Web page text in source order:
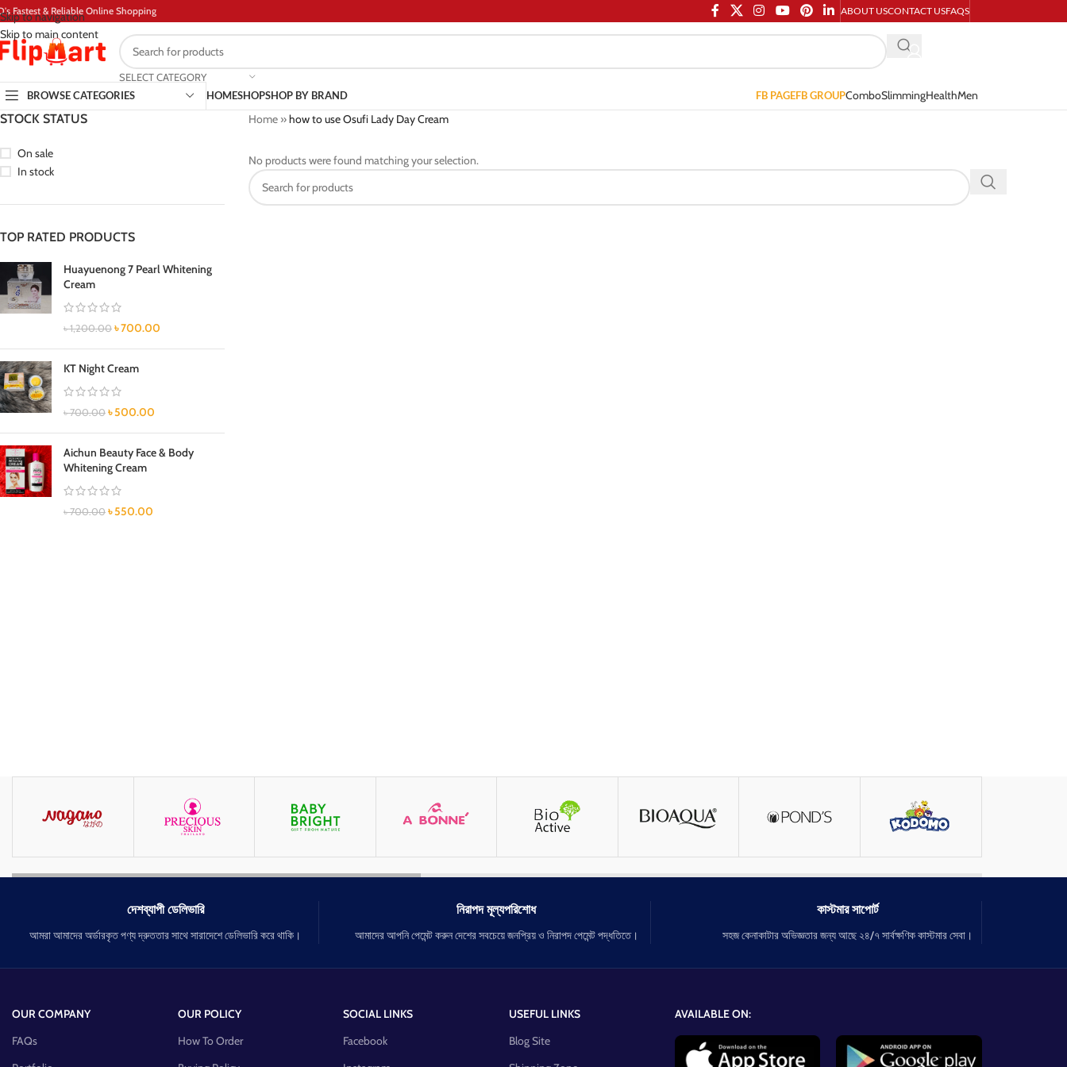
Skip to navigation
Skip to main content
Fastest & Reliable Online Shopping ABOUT USCONTACT USFAQS
SELECT CATEGORY
BROWSE CATEGORIES
HOMESHOPSHOP BY BRAND FB PAGEFB GROUPComboSlimmingHealthMen
STOCK STATUS
On sale
In stock
TOP RATED PRODUCTS
Huayuenong 7 Pearl Whitening
Cream
৳1,200.00 ৳700.00
KT Night Cream
৳700.00 ৳500.00
Aichun Beauty Face & Body
Whitening Cream
৳700.00 ৳550.00
Home»how to use Osufi Lady Day Cream
No products were found matching your selection.
দেশব্যাপী ডেলিভারি
আমরা আমাদের অর্ডারকৃত পণ্য দ্রুততার সাথে সারাদেশে ডেলিভারি করে থাকি।
নিরাপদ মূল্যপরিশোধ
আমাদের আপনি পেমেন্ট করুন দেশের সবচেয়ে জনপ্রিয় ও নিরাপদ পেমেন্ট পদ্ধতিতে।
কাস্টমার সাপোর্ট
সহজ কেনাকাটার অভিজ্ঞতার জন্য আছে ২৪/৭ সার্বক্ষণিক কাস্টমার সেবা।
OUR COMPANY
FAQs
OUR POLICY
How To Order
SOCIAL LINKS
Facebook
USEFUL LINKS
Blog Site
AVAILABLE ON: